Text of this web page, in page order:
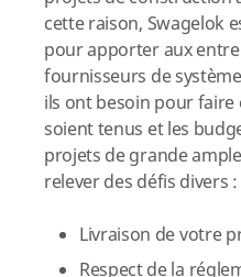
cette raison, Swagelok
pour apporter aux
fournisseurs de
ils ont besoin pour faire
soient tenus et les
projets de grande
relever des défis divers :
Livraison de votre
Respect de la